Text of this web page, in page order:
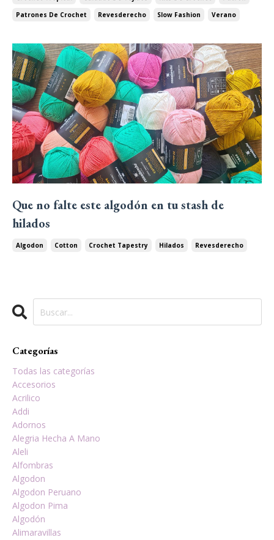
Patrones De Crochet
Revesderecho Slow Fashion Verano
Que no falte este algodón en tu stash de
hilados
Algodon Cotton Crochet Tapestry Hilados Revesderecho
Categorías
Todas las categorías
Accesorios
Acrilico
Addi
Adornos
Alegria Hecha A Mano
Aleli
Alfombras
Algodon
Algodon Peruano
Algodon Pima
Algodón
Alimaravillas